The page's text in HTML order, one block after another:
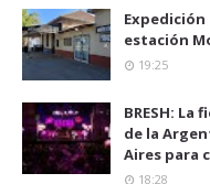
estación
19:25
BRESH:
de la
Aires para
18:28